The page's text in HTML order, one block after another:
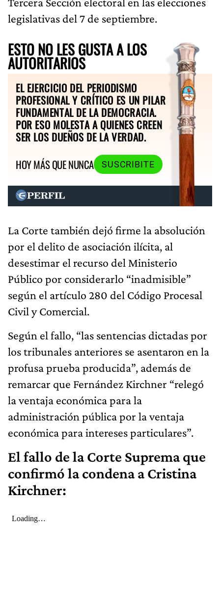
legislativas del 7 de septiembre.
ESTO NO LES GUSTA A LOS
AUTORITARIOS
EL EJERCICIO DEL PERIODISMO
PROFESIONAL Y CRÍTICO ES UN PILAR
FUNDAMENTAL DE LA DEMOCRACIA.
POR ESO MOLESTA A QUIENES CREEN
SER LOS DUEÑOS DE LA VERDAD.
HOY MÁS QUE NUNCA
SUSCRIBITE
La Corte también dejó firme la absolución
por el delito de asociación ilícita, al
desestimar el recurso del Ministerio
Público por considerarlo “inadmisible”
según el artículo 280 del Código Procesal
Civil y Comercial.
Según el fallo, “las sentencias dictadas por
los tribunales anteriores se asentaron en la
profusa prueba producida”, además de
remarcar que Fernández Kirchner “relegó
la ventaja económica para la
administración pública por la ventaja
económica para intereses particulares”.
El fallo de la Corte Suprema que
confirmó la condena a Cristina
Kirchner: